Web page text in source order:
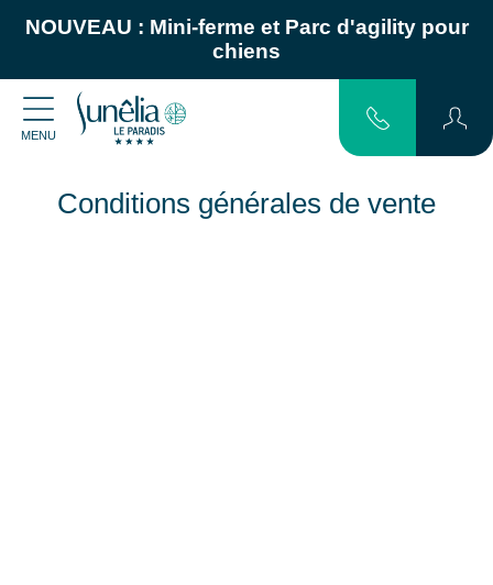
NOUVEAU : Mini-ferme et Parc d'agility pour
chiens
MENU
Conditions générales de vente